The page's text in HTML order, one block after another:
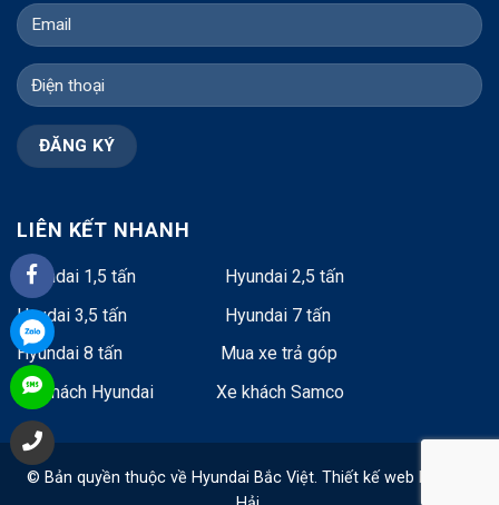
LIÊN KẾT NHANH
Hyundai 1,5 tấn
Hyundai 2,5 tấn
Hyudai 3,5 tấn
Hyundai 7 tấn
Hyundai 8 tấn
Mua xe trả góp
Xe khách Hyundai
Xe khách Samco
© Bản quyền thuộc về Hyundai Bắc Việt. Thiết kế web bởi Cao